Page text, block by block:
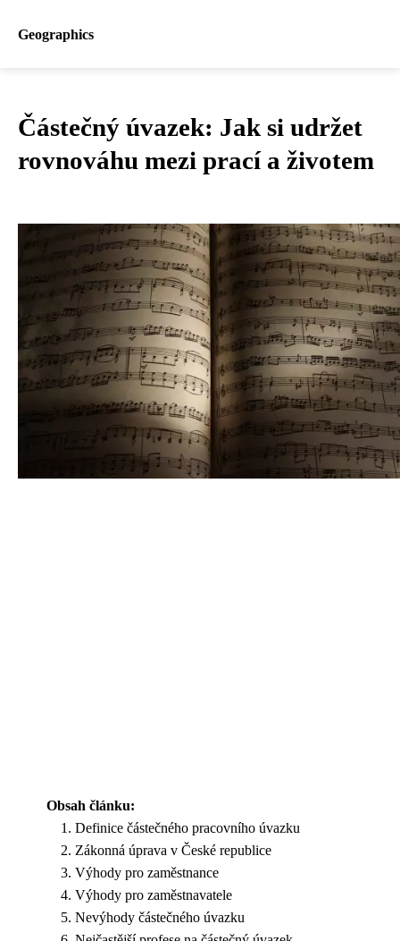
Geographics
Částečný úvazek: Jak si udržet
rovnováhu mezi prací a životem
Obsah článku:
Definice částečného pracovního úvazku
Zákonná úprava v České republice
Výhody pro zaměstnance
Výhody pro zaměstnavatele
Nevýhody částečného úvazku